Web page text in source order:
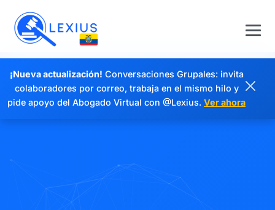
¡Nueva actualización! Conversaciones Grupales: invita
colaboradores por correo, trabaja en el mismo hilo y
pide apoyo del Abogado Virtual con @Lexius. Ver ahora